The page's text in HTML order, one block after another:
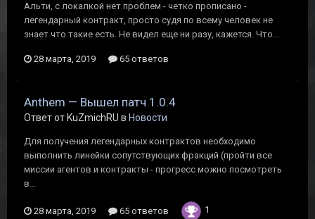
Альти, с локалкой нет проблем - четко прописано -
легендарный контракт, просто судя по всему человек не
знает что такие есть. Не видел еще ни разу, кажется. Что...
28 марта, 2019 65 ответов
Anthem — Вышел патч 1.0.4
Ответ от KuZmichRU в Новости
Для получения легендарных контрактов необходимо
выполнить линейки сопутствующих фракций (пройти все
миссии агентов и контракты - прогресс можно посмотреть
в...
28 марта, 2019 65 ответов 1